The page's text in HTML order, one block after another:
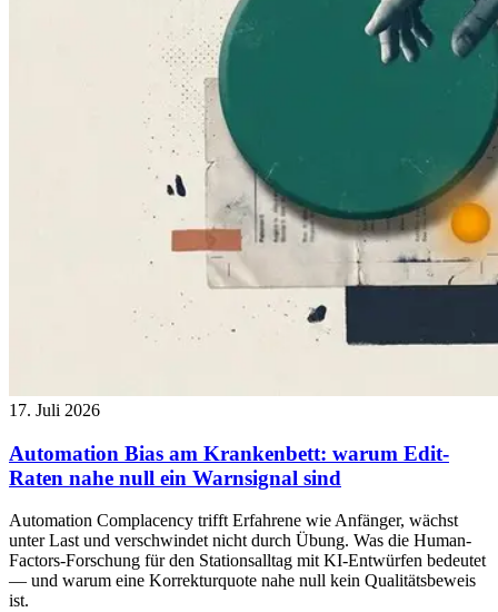
17. Juli 2026
Automation Bias am Krankenbett: warum Edit-
Raten nahe null ein Warnsignal sind
Automation Complacency trifft Erfahrene wie Anfänger, wächst
unter Last und verschwindet nicht durch Übung. Was die Human-
Factors-Forschung für den Stationsalltag mit KI-Entwürfen bedeutet
— und warum eine Korrekturquote nahe null kein Qualitätsbeweis
ist.